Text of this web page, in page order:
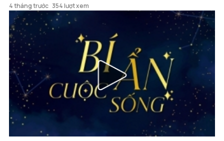
4 tháng trước 354 lượt xem